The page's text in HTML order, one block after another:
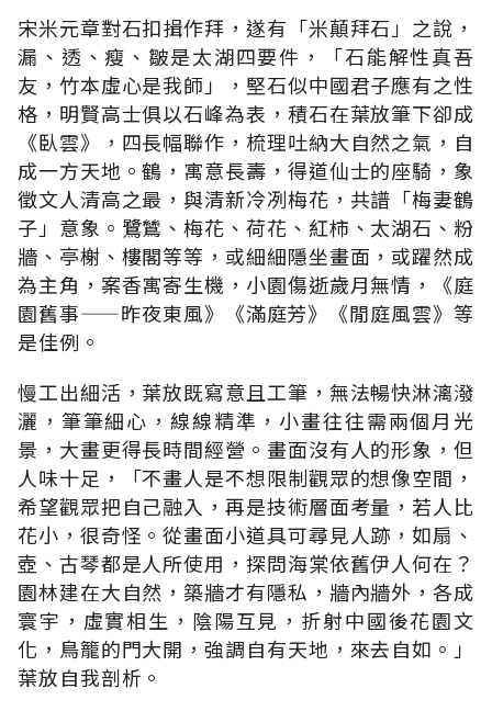
宋米元章對石扣揖作拜，遂有「米顛拜石」之說，
漏、透、瘦、皺是太湖四要件，「石能解性真吾
友，竹本虛心是我師」，堅石似中國君子應有之性
格，明賢高士俱以石峰為表，積石在葉放筆下卻成
《臥雲》，四長幅聯作，梳理吐納大自然之氣，自
成一方天地。鶴，寓意長壽，得道仙士的座騎，象
徵文人清高之最，與清新冷冽梅花，共譜「梅妻鶴
子」意象。鷺鷥、梅花、荷花、紅柿、太湖石、粉
牆、亭榭、樓閣等等，或細細隱坐畫面，或躍然成
為主角，案香寓寄生機，小園傷逝歲月無情，《庭
園舊事——昨夜東風》《滿庭芳》《閒庭風雲》等
是佳例。
慢工出細活，葉放既寫意且工筆，無法暢快淋漓潑
灑，筆筆細心，線線精準，小畫往往需兩個月光
景，大畫更得長時間經營。畫面沒有人的形象，但
人味十足，「不畫人是不想限制觀眾的想像空間，
希望觀眾把自己融入，再是技術層面考量，若人比
花小，很奇怪。從畫面小道具可尋見人跡，如扇、
壺、古琴都是人所使用，探問海棠依舊伊人何在？
園林建在大自然，築牆才有隱私，牆內牆外，各成
寰宇，虛實相生，陰陽互見，折射中國後花園文
化，鳥籠的門大開，強調自有天地，來去自如。」
葉放自我剖析。